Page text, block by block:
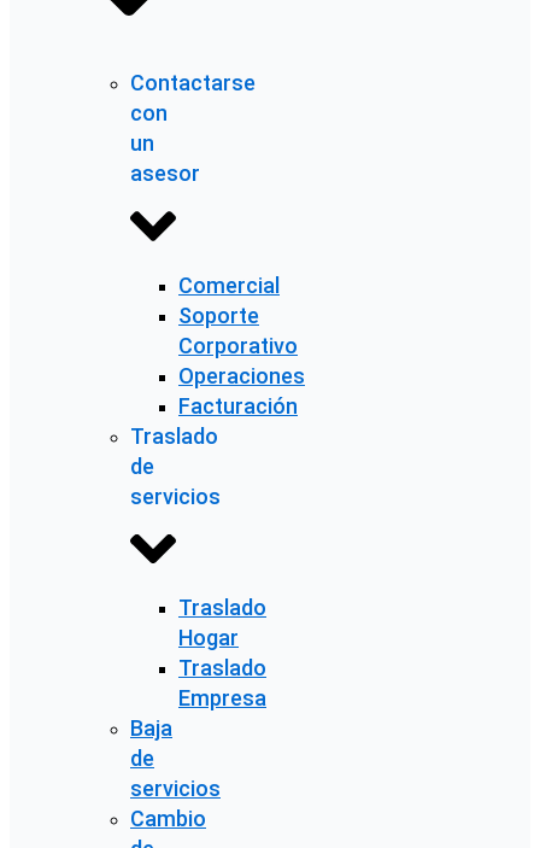
Contactarse
con
un
asesor
Comercial
Soporte
Corporativo
Operaciones
Facturación
Traslado
de
servicios
Traslado
Hogar
Traslado
Empresa
Baja
de
servicios
Cambio